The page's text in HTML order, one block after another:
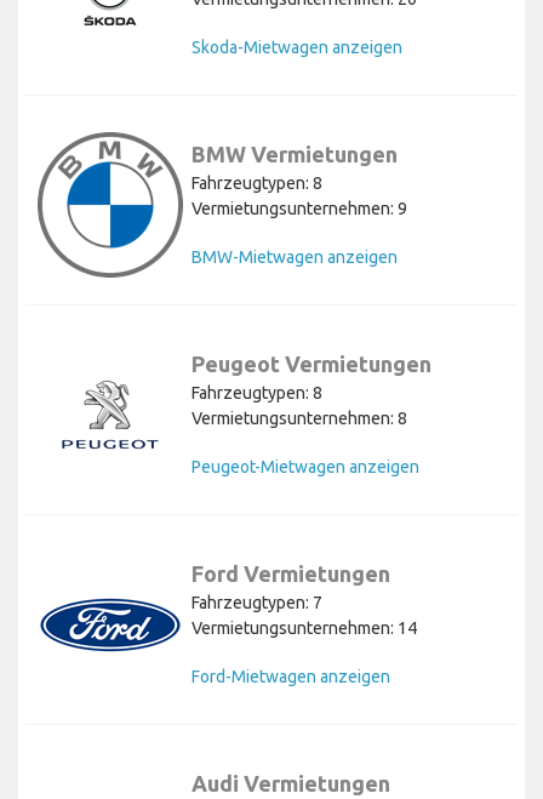
Skoda-Mietwagen anzeigen
BMW Vermietungen
Fahrzeugtypen: 8
Vermietungsunternehmen: 9
BMW-Mietwagen anzeigen
Peugeot Vermietungen
Fahrzeugtypen: 8
Vermietungsunternehmen: 8
Peugeot-Mietwagen anzeigen
Ford Vermietungen
Fahrzeugtypen: 7
Vermietungsunternehmen: 14
Ford-Mietwagen anzeigen
Audi Vermietungen